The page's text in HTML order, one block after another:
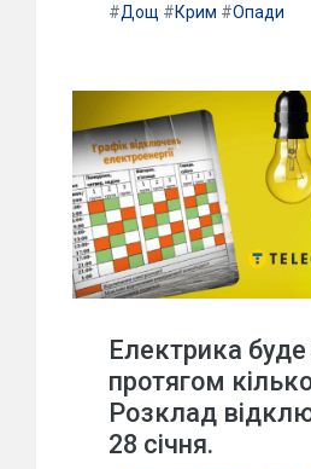
#Дощ #Крим #Опади
Електрика
протягом
Розклад
28 січня.